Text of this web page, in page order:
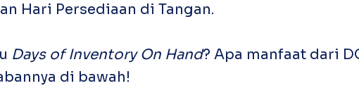
Hari Persediaan di Tangan.
Days of Inventory On Hand? Apa manfaat dari
di bawah!